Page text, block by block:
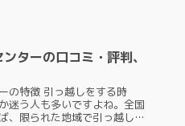
ターの口コミ・評判、
の特徴 引っ越しをする時
迷う人も多いですよね。全国
、限られた地域で引っ越しを